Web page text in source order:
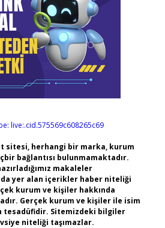
live:.cid.575569c608265c69
sitesi, herhangi bir marka, kurum
bağlantısı bulunmamaktadır.
makaleler
yer alan içerikler haber niteliği
kurum ve kişiler hakkında
Gerçek kurum ve kişiler ile isim
tesadüfidir. Sitemizdeki bilgiler
niteliği taşımazlar.